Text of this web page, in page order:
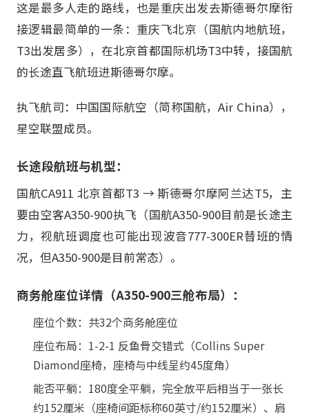
这是最多人走的路线，也是重庆出发去斯德哥尔摩衔
接逻辑最简单的一条：重庆飞北京（国航内地航班，
T3出发居多），在北京首都国际机场T3中转，接国航
的长途直飞航班进斯德哥尔摩。
执飞航司：中国国际航空（简称国航，Air China），
星空联盟成员。
长途段航班与机型：
国航CA911 北京首都T3 → 斯德哥尔摩阿兰达T5，主
要由空客A350-900执飞（国航A350-900目前是长途主
力，视航班调度也可能出现波音777-300ER替班的情
况，但A350-900是目前常态）。
商务舱座位详情（A350-900三舱布局）：
座位个数：共32个商务舱座位
座位布局：1-2-1 反鱼骨交错式（Collins Super
Diamond座椅，座椅与中线呈约45度角）
能否平躺：180度全平躺，完全放平后相当于一张长
约152厘米（座椅间距标称60英寸/约152厘米）、肩